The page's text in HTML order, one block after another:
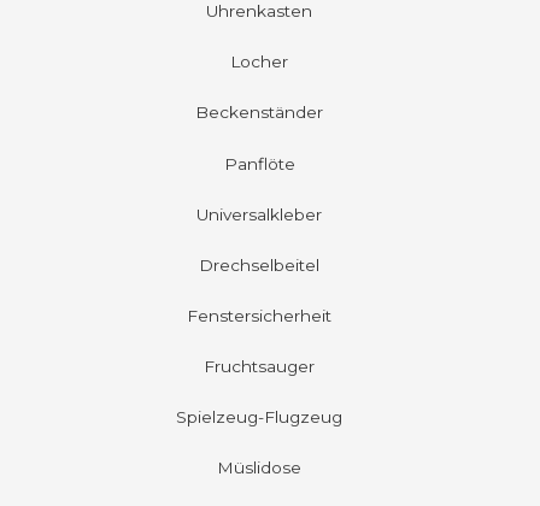
Uhrenkasten
Locher
Beckenständer
Panflöte
Universalkleber
Drechselbeitel
Fenstersicherheit
Fruchtsauger
Spielzeug-Flugzeug
Müslidose